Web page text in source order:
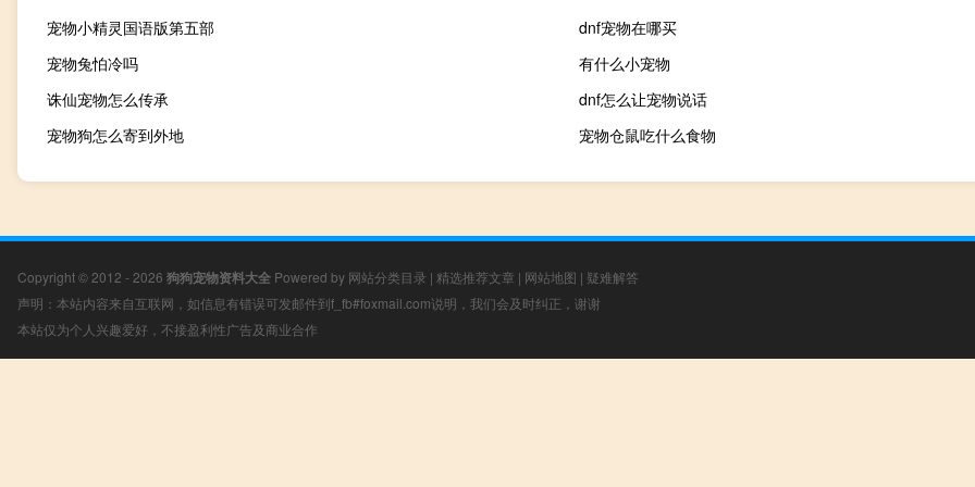
宠物小精灵国语版第五部
dnf宠物在哪买
宠物兔怕冷吗
有什么小宠物
诛仙宠物怎么传承
dnf怎么让宠物说话
宠物狗怎么寄到外地
宠物仓鼠吃什么食物
Copyright © 2012 - 2026 狗狗宠物资料大全 Powered by 网站分类目录 | 精选推荐文章 | 网站地图 | 疑难解答
声明：本站内容来自互联网，如信息有错误可发邮件到f_fb#foxmail.com说明，我们会及时纠正，谢谢
本站仅为个人兴趣爱好，不接盈利性广告及商业合作